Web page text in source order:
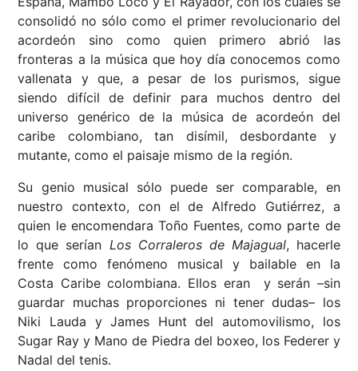
consolidó no sólo como el primer revolucionario del
acordeón sino como quien primero abrió las
fronteras a la música que hoy día conocemos como
vallenata y que, a pesar de los purismos, sigue
siendo difícil de definir para muchos dentro del
universo genérico de la música de acordeón del
caribe colombiano, tan disímil, desbordante y
mutante, como el paisaje mismo de la región.
Su genio musical sólo puede ser comparable, en
nuestro contexto, con el de Alfredo Gutiérrez, a
quien le encomendara Toño Fuentes, como parte de
lo que serían Los Corraleros de Majagual, hacerle
frente como fenómeno musical y bailable en la
Costa Caribe colombiana. Ellos eran y serán –sin
guardar muchas proporciones ni tener dudas– los
Niki Lauda y James Hunt del automovilismo, los
Sugar Ray y Mano de Piedra del boxeo, los Federer y
Nadal del tenis.